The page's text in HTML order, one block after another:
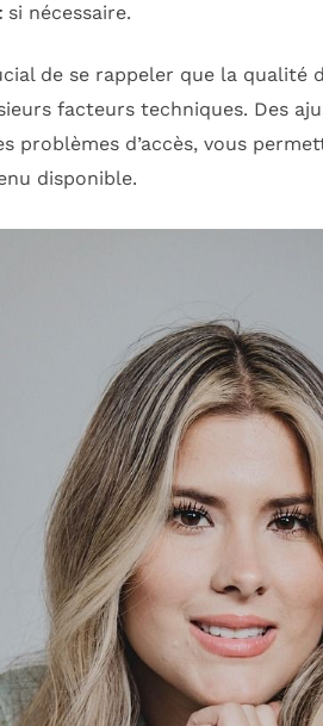
si nécessaire.
de se rappeler que la qualité
facteurs techniques. Des
problèmes d’accès, vous
disponible.